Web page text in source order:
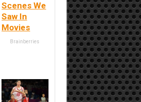
Scenes We
Saw In
Movies
Brainberries